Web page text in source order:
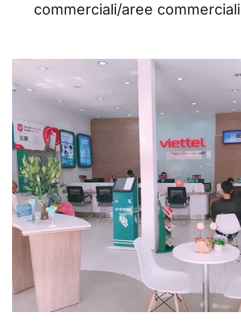
commerciali/aree commerciali